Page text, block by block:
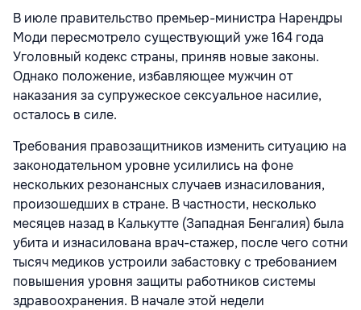
В июле правительство премьер-министра Нарендры
Моди пересмотрело существующий уже 164 года
Уголовный кодекс страны, приняв новые законы.
Однако положение, избавляющее мужчин от
наказания за супружеское сексуальное насилие,
осталось в силе.
Требования правозащитников изменить ситуацию на
законодательном уровне усилились на фоне
нескольких резонансных случаев изнасилования,
произошедших в стране. В частности, несколько
месяцев назад в Калькутте (Западная Бенгалия) была
убита и изнасилована врач-стажер, после чего сотни
тысяч медиков устроили забастовку с требованием
повышения уровня защиты работников системы
здравоохранения. В начале этой недели